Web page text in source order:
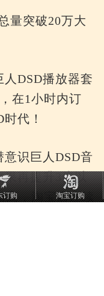
量突破20万大
人DSD播放器套
在1小时内订
代！
意识巨人DSD音
果再提升3倍以
高，淘宝店连续
订购 淘宝订购